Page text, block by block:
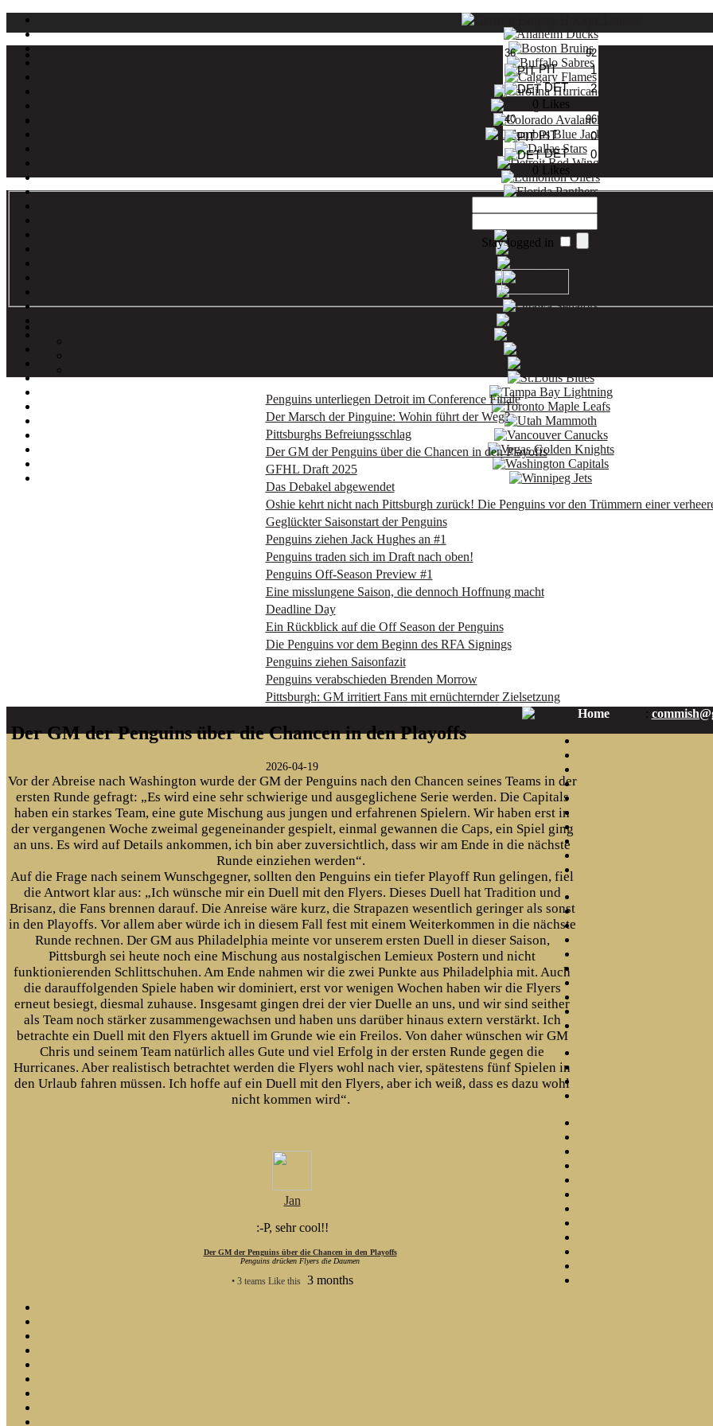
36 92
PIT
1
DET
2
0 Likes
40 96
PIT
0
DET
0
0 Likes
Stay logged in
Choose Language
Penguins unterliegen Detroit im Conference Finale
Der Marsch der Pinguine: Wohin führt der Weg?
Pittsburghs Befreiungsschlag
Der GM der Penguins über die Chancen in den Playoffs
GFHL Draft 2025
Das Debakel abgewendet
Oshie kehrt nicht nach Pittsburgh zurück! Die Penguins vor den Trümmern einer
Geglückter Saisonstart der Penguins
Penguins ziehen Jack Hughes an #1
Penguins traden sich im Draft nach oben!
Penguins Off-Season Preview #1
Eine misslungene Saison, die dennoch Hoffnung macht
Deadline Day
Ein Rückblick auf die Off Season der Penguins
Die Penguins vor dem Beginn des RFA Signings
Penguins ziehen Saisonfazit
Penguins verabschieden Brenden Morrow
Pittsburgh: GM irritiert Fans mit ernüchternder Zielsetzung
Der GM der Penguins über die Chancen in den Playoffs
2026-04-19
Vor der Abreise nach Washington wurde der GM der Penguins nach den Chancen seines Teams in der
ersten Runde gefragt: „Es wird eine sehr schwierige und ausgeglichene Serie werden. Die Capitals
haben ein starkes Team, eine gute Mischung aus jungen und erfahrenen Spielern. Wir haben erst in
der vergangenen Woche zweimal gegeneinander gespielt, einmal gewannen die Caps, ein Spiel ging
an uns. Es wird auf Details ankommen, ich bin aber zuversichtlich, dass wir am Ende in die nächste
Runde einziehen werden“.
Auf die Frage nach seinem Wunschgegner, sollten den Penguins ein tiefer Playoff Run gelingen, fiel
die Antwort klar aus: „Ich wünsche mir ein Duell mit den Flyers. Dieses Duell hat Tradition und
Brisanz, die Fans brennen darauf. Die Anreise wäre kurz, die Strapazen wesentlich geringer als sonst
in den Playoffs. Vor allem aber würde ich in diesem Fall fest mit einem Weiterkommen in die nächste
Runde rechnen. Der GM aus Philadelphia meinte vor unserem ersten Duell in dieser Saison,
Pittsburgh sei heute noch eine Mischung aus nostalgischen Lemieux Postern und nicht
funktionierenden Schlittschuhen. Am Ende nahmen wir die zwei Punkte aus Philadelphia mit. Auch
die darauffolgenden Spiele haben wir dominiert, erst vor wenigen Wochen haben wir die Flyers
erneut besiegt, diesmal zuhause. Insgesamt gingen drei der vier Duelle an uns, und wir sind seither
als Team noch stärker zusammengewachsen und haben uns darüber hinaus extern verstärkt. Ich
betrachte ein Duell mit den Flyers aktuell im Grunde wie ein Freilos. Von daher wünschen wir GM
Chris und seinem Team natürlich alles Gute und viel Erfolg in der ersten Runde gegen die
Hurricanes. Aber realistisch betrachtet werden die Flyers wohl nach vier, spätestens fünf Spielen in
den Urlaub fahren müssen. Ich hoffe auf ein Duell mit den Flyers, aber ich weiß, dass es dazu wohl
nicht kommen wird“.
Jan
:-P, sehr cool!!
Der GM der Penguins über die Chancen in den Playoffs
Penguins drücken Flyers die Daumen
• 3 teams Like this 3 months
Home :